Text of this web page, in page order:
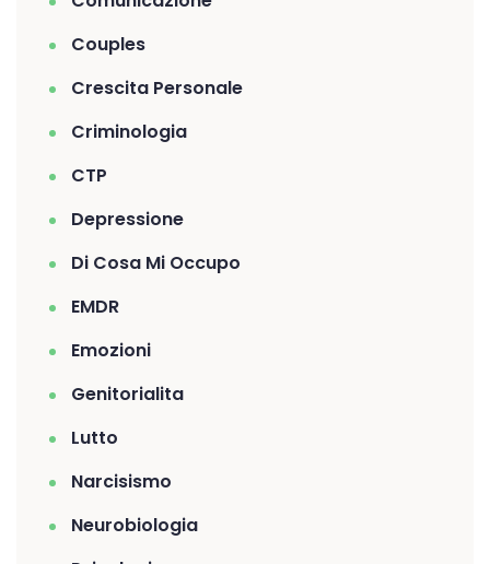
Couples
Crescita Personale
Criminologia
CTP
Depressione
Di Cosa Mi Occupo
EMDR
Emozioni
Genitorialita
Lutto
Narcisismo
Neurobiologia